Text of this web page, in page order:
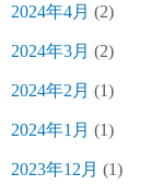
2024年4月 (2)
2024年3月 (2)
2024年2月 (1)
2024年1月 (1)
2023年12月 (1)